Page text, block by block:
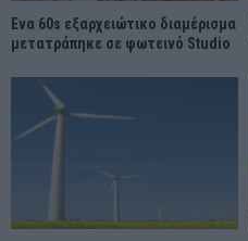
Ένα 60s εξαρχειώτικο διαμέρισμα
μετατράπηκε σε φωτεινό Studio